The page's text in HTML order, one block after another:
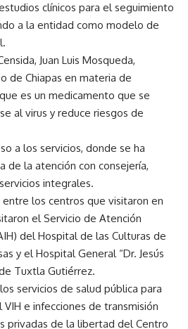
clínicos para el seguimiento
a la entidad como modelo de
Juan Luis Mosqueda,
de Chiapas en materia de
es un medicamento que se
al virus y reduce riesgos de
a los servicios, donde se ha
de la atención con consejería,
integrales.
los centros que visitaron en
el Servicio de Atención
del Hospital de las Culturas de
y el Hospital General “Dr. Jesús
Tuxtla Gutiérrez.
servicios de salud pública para
e infecciones de transmisión
privadas de la libertad del Centro